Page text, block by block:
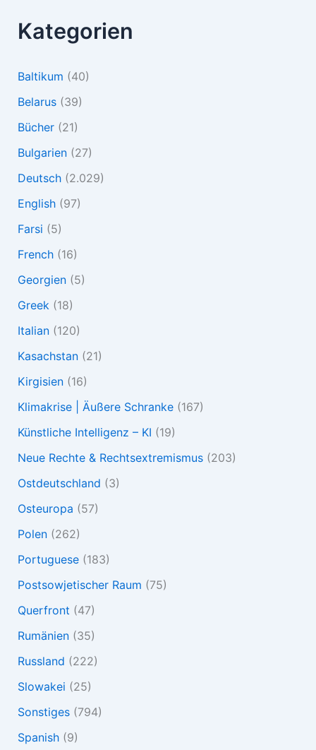
Kategorien
Baltikum (40)
Belarus(39)
Bücher(21)
Bulgarien(27)
Deutsch(2.029)
English(97)
Farsi (5)
French(16)
Georgien(5)
Greek(18)
Italian(120)
Kasachstan(21)
Kirgisien(16)
Klimakrise | Äußere Schranke(167)
Künstliche Intelligenz – KI (19)
Neue Rechte & Rechtsextremismus(203)
Ostdeutschland (3)
Osteuropa (57)
Polen(262)
Portuguese(183)
Postsowjetischer Raum (75)
Querfront (47)
Rumänien(35)
Russland (222)
Slowakei (25)
Sonstiges(794)
Spanish(9)